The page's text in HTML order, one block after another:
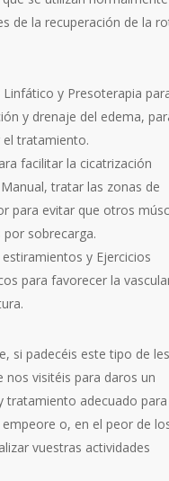
de la recuperación de la
y Presoterapia
y drenaje del edema,
el tratamiento.
facilitar la cicatrización
tratar las zonas de
para evitar que otros
por sobrecarga.
estiramientos y Ejercicios
para favorecer la
si padecéis este tipo de
nos visitéis para daros un
tratamiento adecuado
o, en el peor de
vuestras actividades